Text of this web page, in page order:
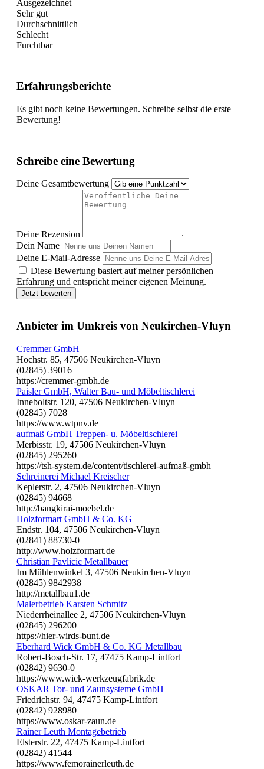
Ausgezeichnet
Sehr gut
Durchschnittlich
Schlecht
Furchtbar
Erfahrungsberichte
Es gibt noch keine Bewertungen. Schreibe selbst die erste
Bewertung!
Schreibe eine Bewertung
Deine Gesamtbewertung
Deine Rezension
Dein Name
Deine E-Mail-Adresse
Diese Bewertung basiert auf meiner persönlichen
Erfahrung und entspricht meiner eigenen Meinung.
Jetzt bewerten
Anbieter im Umkreis von Neukirchen-Vluyn
Cremmer GmbH
Hochstr. 85, 47506 Neukirchen-Vluyn
(02845) 39016
https://cremmer-gmbh.de
Paisler GmbH, Walter Bau- und Möbeltischlerei
Inneboltstr. 120, 47506 Neukirchen-Vluyn
(02845) 7028
https://www.wtpnv.de
aufmaß GmbH Treppen- u. Möbeltischlerei
Merbisstr. 19, 47506 Neukirchen-Vluyn
(02845) 295260
https://tsh-system.de/content/tischlerei-aufmaß-gmbh
Schreinerei Michael Kreischer
Keplerstr. 2, 47506 Neukirchen-Vluyn
(02845) 94668
http://bangkirai-moebel.de
Holzformart GmbH & Co. KG
Endstr. 104, 47506 Neukirchen-Vluyn
(02841) 88730-0
http://www.holzformart.de
Christian Pavlicic Metallbauer
Im Mühlenwinkel 3, 47506 Neukirchen-Vluyn
(02845) 9842938
http://metallbau1.de
Malerbetrieb Karsten Schmitz
Niederrheinallee 2, 47506 Neukirchen-Vluyn
(02845) 296200
https://hier-wirds-bunt.de
Eberhard Wick GmbH & Co. KG Metallbau
Robert-Bosch-Str. 17, 47475 Kamp-Lintfort
(02842) 9630-0
https://www.wick-werkzeugfabrik.de
OSKAR Tor- und Zaunsysteme GmbH
Friedrichstr. 94, 47475 Kamp-Lintfort
(02842) 928980
https://www.oskar-zaun.de
Rainer Leuth Montagebetrieb
Elsterstr. 22, 47475 Kamp-Lintfort
(02842) 41544
https://www.femorainerleuth.de